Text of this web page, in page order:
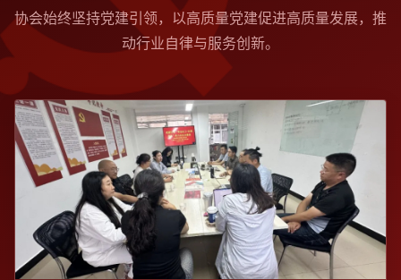
协会始终坚持党建引领，以高质量党建促进高质量发展，推
动行业自律与服务创新。